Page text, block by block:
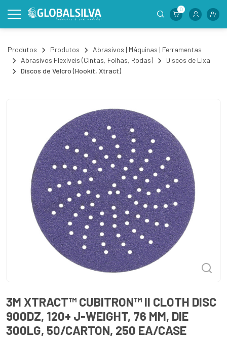
0
Produtos Produtos
Abrasivos | Máquinas | Ferramentas
Abrasivos Flexíveis (Cintas, Folhas, Rodas)
Discos de Lixa
Discos de Velcro (Hookit, Xtract)
3M XTRACT™ CUBITRON™ II CLOTH DISC
900DZ, 120+ J-WEIGHT, 76 MM, DIE
300LG, 50/CARTON, 250 EA/CASE